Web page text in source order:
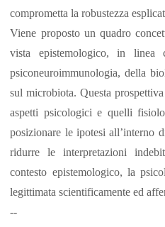
comprometta la robustezza
Viene proposto un quadro
vista epistemologico, in
psiconeuroimmunologia, della
sul microbiota. Questa
aspetti psicologici e quelli
posizionare le ipotesi all’interno
ridurre le interpretazioni
contesto epistemologico, la
legittimata scientificamente ed
--